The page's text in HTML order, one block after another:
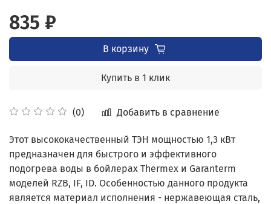
(0) Добавить в сравнение
835 ₽
В корзину
Купить в 1 клик
Этот высококачественный ТЭН мощностью 1,3 кВт
предназначен для быстрого и эффективного
подогрева воды в бойлерах Thermex и Garanterm
моделей RZB, IF, ID. Особенностью данного продукта
является материал исполнения - нержавеющая сталь,